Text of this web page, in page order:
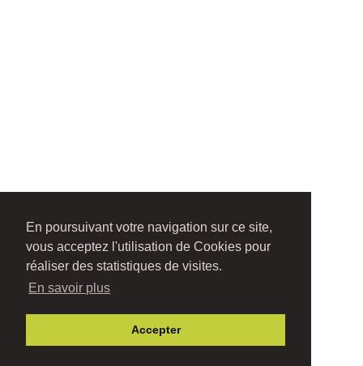
En poursuivant votre navigation sur ce site,
vous acceptez l'utilisation de Cookies pour
réaliser des statistiques de visites.
En savoir plus
Accepter